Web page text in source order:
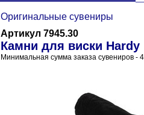
Оригинальные сувениры
Артикул 7945.30
Камни для виски Hardy
Минимальная сумма заказа сувениров -